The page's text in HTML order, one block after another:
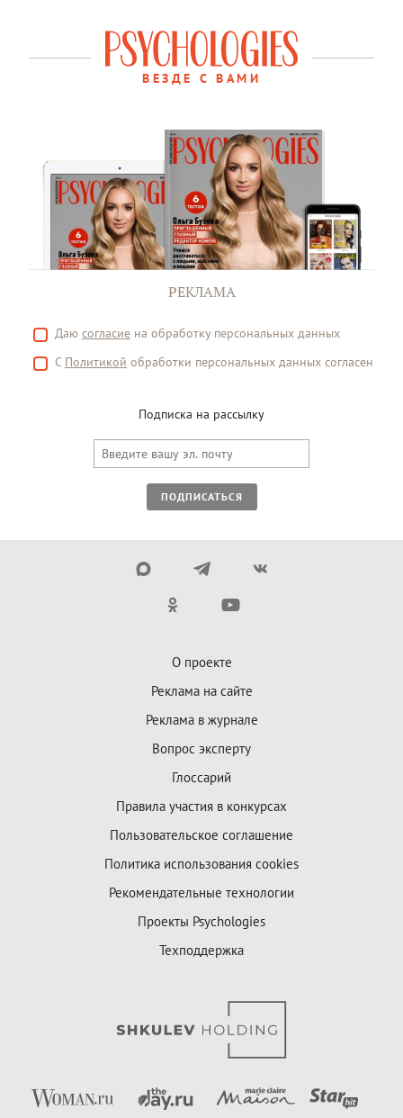
ВЕЗДЕ С ВАМИ
РЕКЛАМА
Даю согласие на обработку персональных данных
С Политикой обработки персональных данных согласен
Подписка на рассылку
ПОДПИСАТЬСЯ
О проекте
Реклама на сайте
Реклама в журнале
Вопрос эксперту
Глоссарий
Правила участия в конкурсах
Пользовательское соглашение
Политика использования cookies
Рекомендательные технологии
Проекты Psychologies
Техподдержка